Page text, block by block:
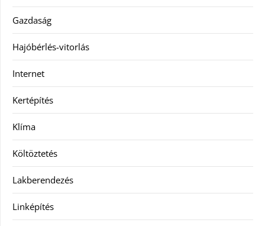
Gazdaság
Hajóbérlés-vitorlás
Internet
Kertépítés
Klíma
Költöztetés
Lakberendezés
Linképítés